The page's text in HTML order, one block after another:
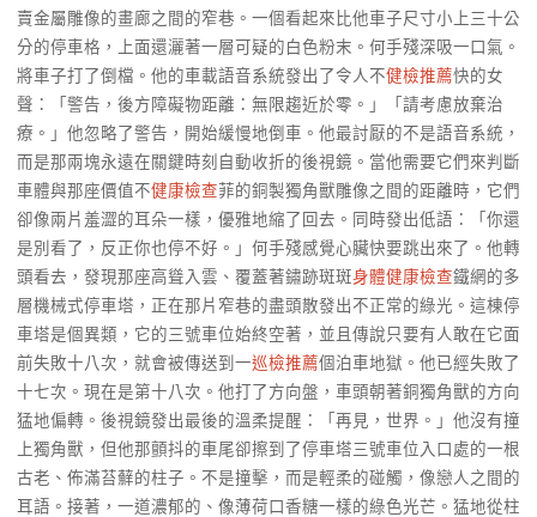
賣金屬雕像的畫廊之間的窄巷。一個看起來比他車子尺寸小上三十公
分的停車格，上面還灑著一層可疑的白色粉末。何手殘深吸一口氣。
將車子打了倒檔。他的車載語音系統發出了令人不健檢推薦快的女
聲：「警告，後方障礙物距離：無限趨近於零。」「請考慮放棄治
療。」他忽略了警告，開始緩慢地倒車。他最討厭的不是語音系統，
而是那兩塊永遠在關鍵時刻自動收折的後視鏡。當他需要它們來判斷
車體與那座價值不健康檢查菲的銅製獨角獸雕像之間的距離時，它們
卻像兩片羞澀的耳朵一樣，優雅地縮了回去。同時發出低語：「你還
是別看了，反正你也停不好。」何手殘感覺心臟快要跳出來了。他轉
頭看去，發現那座高聳入雲、覆蓋著鏽跡斑斑身體健康檢查鐵網的多
層機械式停車塔，正在那片窄巷的盡頭散發出不正常的綠光。這棟停
車塔是個異類，它的三號車位始終空著，並且傳說只要有人敢在它面
前失敗十八次，就會被傳送到一巡檢推薦個泊車地獄。他已經失敗了
十七次。現在是第十八次。他打了方向盤，車頭朝著銅獨角獸的方向
猛地偏轉。後視鏡發出最後的溫柔提醒：「再見，世界。」他沒有撞
上獨角獸，但他那顫抖的車尾卻擦到了停車塔三號車位入口處的一根
古老、佈滿苔蘚的柱子。不是撞擊，而是輕柔的碰觸，像戀人之間的
耳語。接著，一道濃郁的、像薄荷口香糖一樣的綠色光芒。猛地從柱